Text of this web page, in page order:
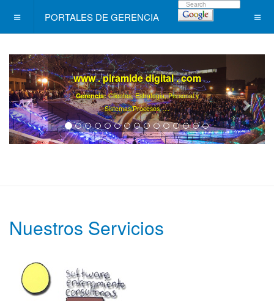
PORTALES DE GERENCIA
www . piramide digital . com
Gerencia:Clientes, Estrategia, Personal y
Sistemas/Procesos...
Nuestros Servicios